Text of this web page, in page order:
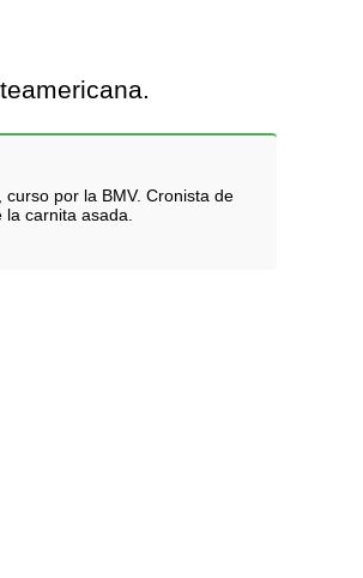
por la BMV. Cronista de
carnita asada.